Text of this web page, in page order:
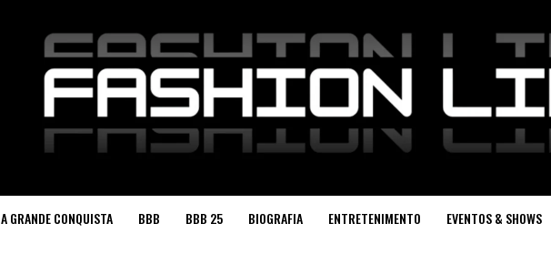
A GRANDE CONQUISTA BBB BBB 25 BIOGRAFIA ENTRETENIMENTO EVENTOS & SHOWS